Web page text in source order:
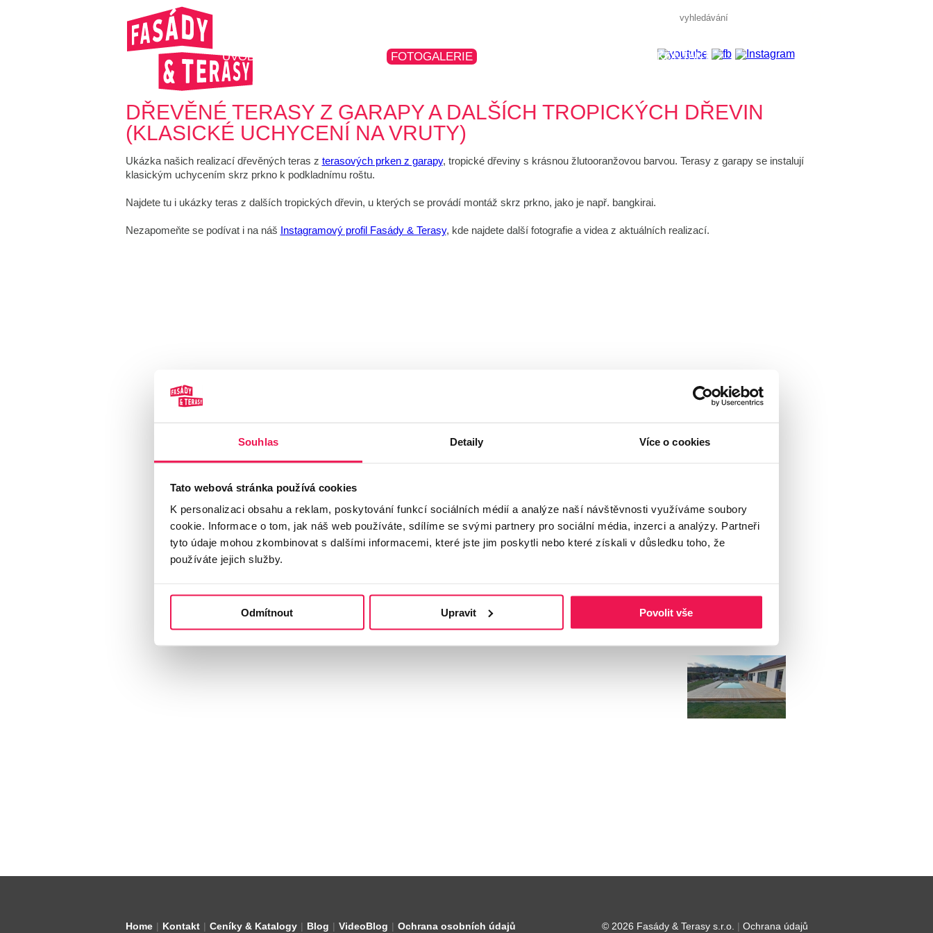
Souhlas Detaily Více o cookies
Tato webová stránka používá cookies
K personalizaci obsahu a reklam, poskytování funkcí sociálních médií a analýze naší návštěvnosti využíváme soubory
cookie. Informace o tom, jak náš web používáte, sdílíme se svými partnery pro sociální média, inzerci a analýzy. Partneři
tyto údaje mohou zkombinovat s dalšími informacemi, které jste jim poskytli nebo které získali v důsledku toho, že
používáte jejich služby.
Odmítnout Upravit Povolit vše
ÚVOD FOTOGALERIE KONTAKT
DŘEVĚNÉ TERASY Z GARAPY A DALŠÍCH TROPICKÝCH DŘEVIN
(KLASICKÉ UCHYCENÍ NA VRUTY)
Ukázka našich realizací dřevěných teras z terasových prken z garapy, tropické dřeviny s krásnou žlutooranžovou barvou. Terasy z garapy se instalují
klasickým uchycením skrz prkno k podkladnímu roštu.
Najdete tu i ukázky teras z dalších tropických dřevin, u kterých se provádí montáž skrz prkno, jako je např. bangkirai.
Nezapomeňte se podívat i na náš Instagramový profil Fasády & Terasy, kde najdete další fotografie a videa z aktuálních realizací.
Home Kontakt Ceníky & Katalogy Blog VideoBlog Ochrana osobních údajů © 2026 Fasády & Terasy s.r.o. | Ochrana údajů